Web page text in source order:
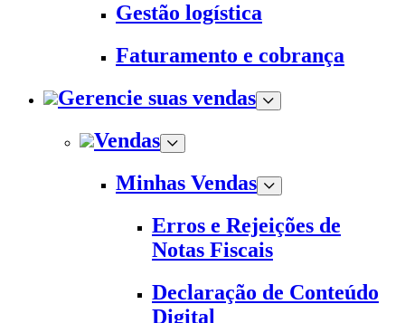
Gestão logística
Faturamento e cobrança
Gerencie suas vendas
Vendas
Minhas Vendas
Erros e Rejeições de
Notas Fiscais
Declaração de Conteúdo
Digital